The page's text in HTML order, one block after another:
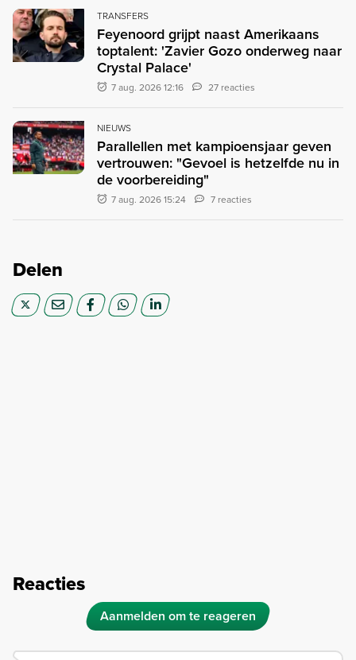
TRANSFERS
Feyenoord grijpt naast Amerikaans
toptalent: 'Zavier Gozo onderweg naar
Crystal Palace'
7 aug. 2026 12:16 27 reacties
NIEUWS
Parallellen met kampioensjaar geven
vertrouwen: "Gevoel is hetzelfde nu in
de voorbereiding"
7 aug. 2026 15:24 7 reacties
Delen
Reacties
Aanmelden om te reageren